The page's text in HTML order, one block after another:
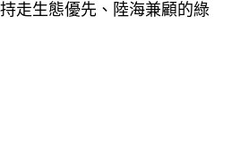
走生態優先、陸海兼顧的綠